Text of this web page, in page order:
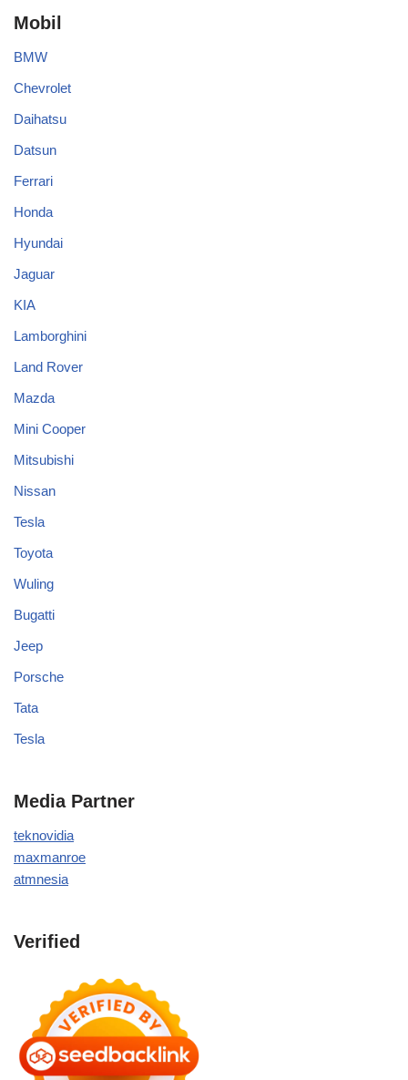
Mobil
BMW
Chevrolet
Daihatsu
Datsun
Ferrari
Honda
Hyundai
Jaguar
KIA
Lamborghini
Land Rover
Mazda
Mini Cooper
Mitsubishi
Nissan
Tesla
Toyota
Wuling
Bugatti
Jeep
Porsche
Tata
Tesla
Media Partner
teknovidia
maxmanroe
atmnesia
Verified